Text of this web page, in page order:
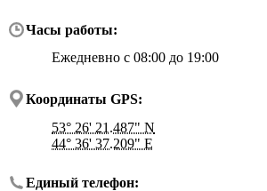
Часы работы:
Ежедневно с 08:00 до 19:00
Координаты GPS:
53° 26' 21.487" N
44° 36' 37.209" E
Единый телефон: